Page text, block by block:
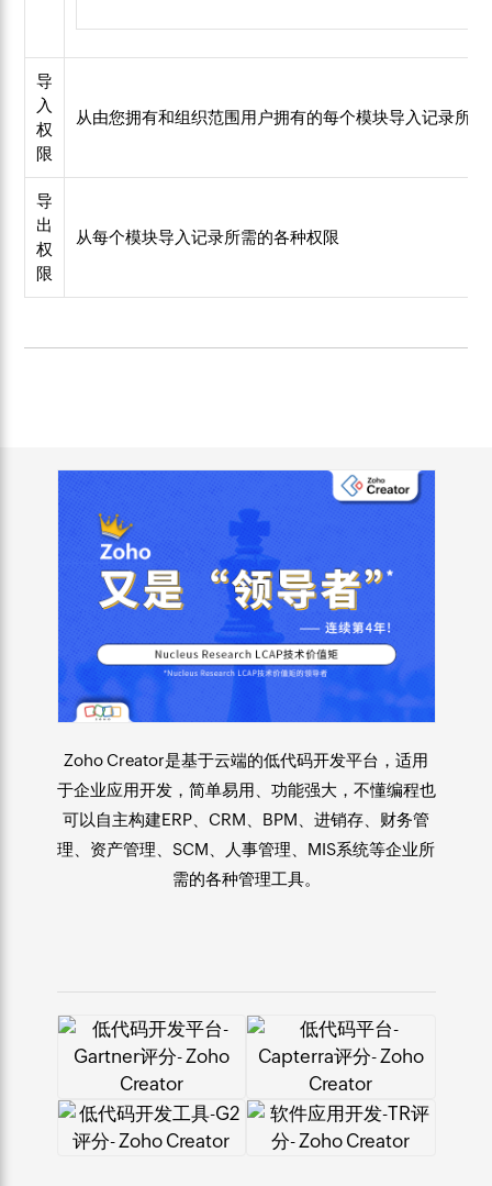
导
入
权
限
从由您拥有和组织范围用户拥有的每个模块导入记录所
导
出
权
限
从每个模块导入记录所需的各种权限
Zoho Creator是基于云端的低代码开发平台 ，适用
于企业应用开发，简单易用、功能强大，不懂编程也
可以自主构建ERP、CRM、BPM、进销存、财务管
理、资产管理、SCM、人事管理、MIS系统等企业所
需的各种管理工具。